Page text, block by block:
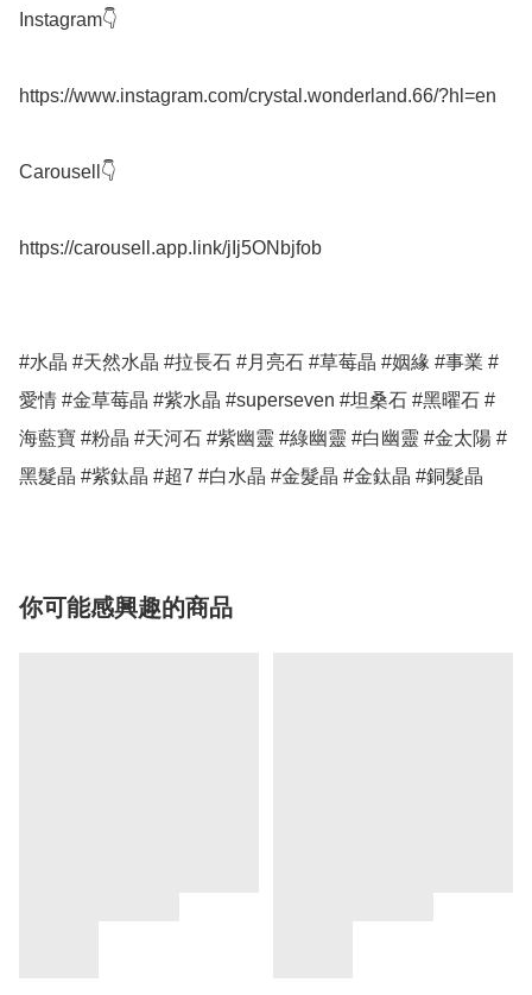
Instagram👇
https://www.instagram.com/crystal.wonderland.66/?hl=en
Carousell👇
https://carousell.app.link/jIj5ONbjfob
#水晶 #天然水晶 #拉長石 #月亮石 #草莓晶 #姻緣 #事業 #
愛情 #金草莓晶 #紫水晶 #superseven #坦桑石 #黑曜石 #
海藍寶 #粉晶 #天河石 #紫幽靈 #綠幽靈 #白幽靈 #金太陽 #
你可能感興趣的商品